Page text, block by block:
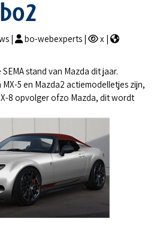
| bo-webexperts |
x |
stand van Mazda dit jaar.
5 en Mazda2 actiemodelletjes zijn,
8 opvolger ofzo Mazda, dit wordt